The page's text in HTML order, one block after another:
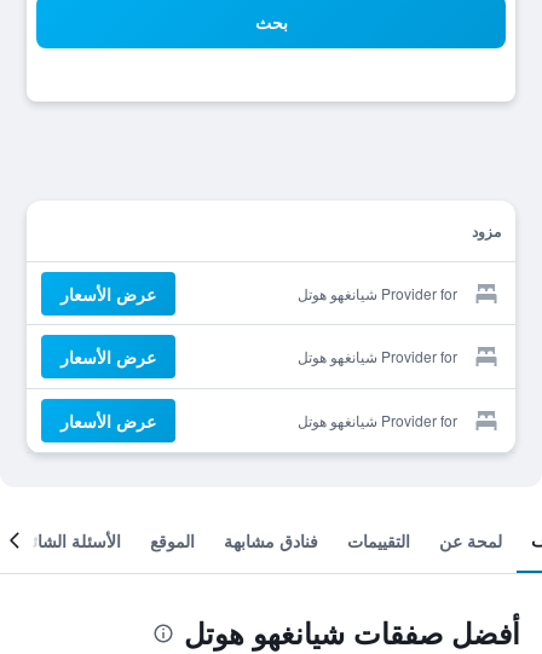
بحث
مزود
Provider for شيانغهو هوتل عرض الأسعار
Provider for شيانغهو هوتل عرض الأسعار
Provider for شيانغهو هوتل عرض الأسعار
لمحة عن التقييمات فنادق مشابهة الموقع الأسئلة الشائعة
أفضل صفقات شيانغهو هوتل